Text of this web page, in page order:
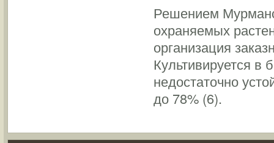
Решением
охраняемых
организация
Культивируется в
недостаточно
до 78% (6).